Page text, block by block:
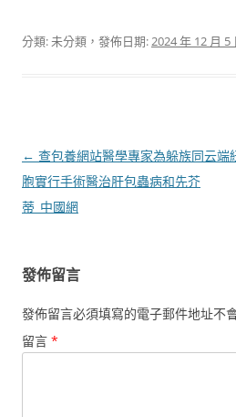
分類: 未分類，發佈日期:2024 年 12 月 5
文
章
導
← 查包養網站醫學專家為躲族同
胞實行手術醫治肝包蟲病和先芥
蒂_中國網
云端
發佈留言
發佈留言必須填寫的電子郵件地址不
留言 *